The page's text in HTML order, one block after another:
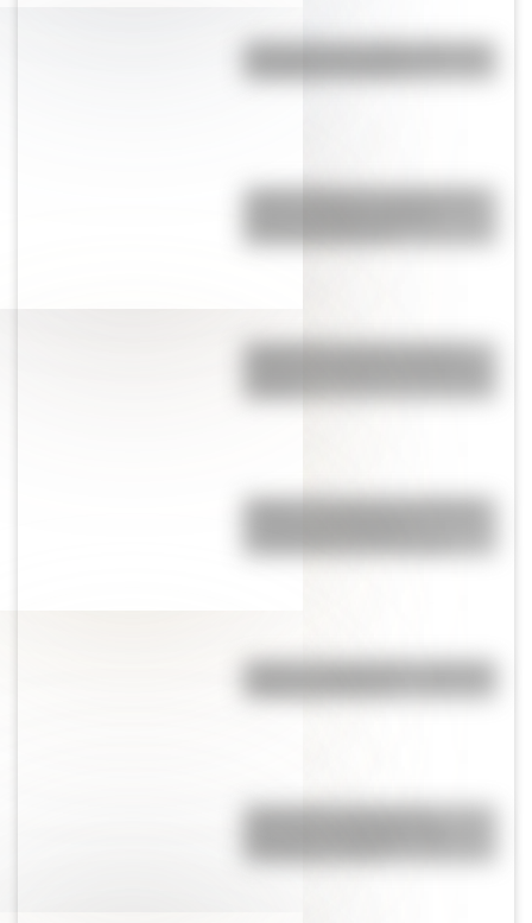
¿Por qué es tan difícil volar a la
¿Cómo influye el consumo de
Argentina: el cuarto país del
internet
Maipú: la batalla de San Martín
Imanes y magnetismo: ¿qué son
y para qué sirven?
Cómo fue el viaje de los